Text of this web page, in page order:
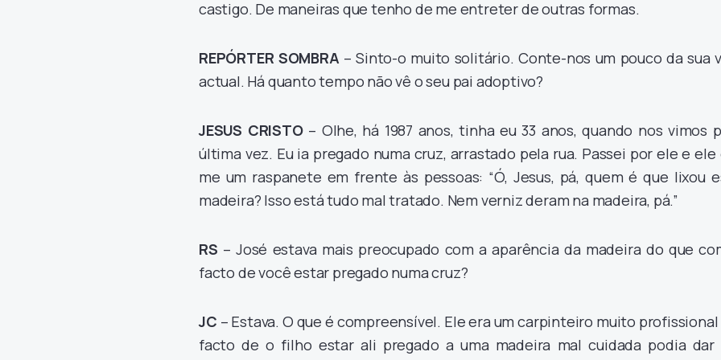
castigo. De maneiras que tenho de me entreter de outras formas.
REPÓRTER SOMBRA – Sinto-o muito solitário. Conte-nos um pouco da sua
actual. Há quanto tempo não vê o seu pai adoptivo?
JESUS CRISTO– Olhe, há 1987 anos, tinha eu 33 anos, quando nos vimos
última vez. Eu ia pregado numa cruz, arrastado pela rua. Passei por ele e ele
me um raspanete em frente às pessoas: “Ó, Jesus, pá, quem é que lixou
madeira? Isso está tudo mal tratado. Nem verniz deram na madeira, pá.”
RS – José estava mais preocupado com a aparência da madeira do que
facto de você estar pregado numa cruz?
JC – Estava. O que é compreensível. Ele era um carpinteiro muito profissional
facto de o filho estar ali pregado a uma madeira mal cuidada podia dar